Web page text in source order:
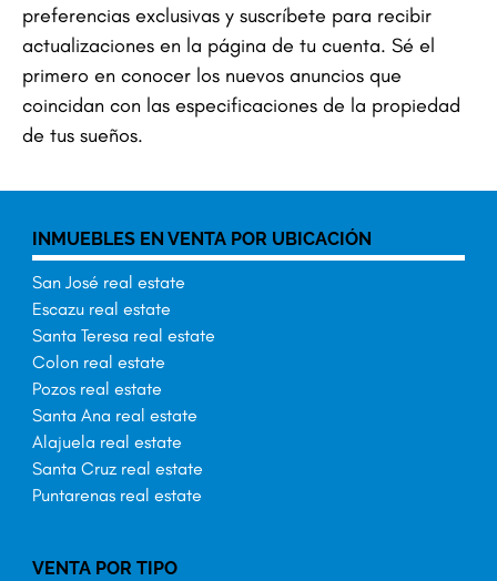
preferencias exclusivas y suscríbete para recibir
actualizaciones en la página de tu cuenta. Sé el
primero en conocer los nuevos anuncios que
coincidan con las especificaciones de la propiedad
de tus sueños.
INMUEBLES EN VENTA POR UBICACIÓN
San José real estate
Escazu real estate
Santa Teresa real estate
Colon real estate
Pozos real estate
Santa Ana real estate
Alajuela real estate
Santa Cruz real estate
Puntarenas real estate
VENTA POR TIPO